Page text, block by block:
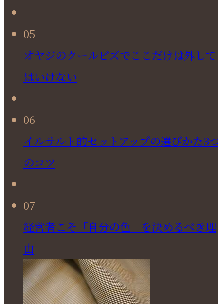
05
オヤジのクールビズでここだけは外して
はいけない
06
イルサルト的セットアップの選びかた3
のコツ
07
経営者こそ「自分の色」を決めるべき理
由